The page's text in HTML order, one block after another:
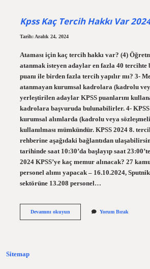
Kpss Kaç Tercih Hakkı Var
Tarih: Aralık 24, 2024
Ataması için kaç tercih hakkı var? (4)
atanmak isteyen adaylar en fazla 40
puanı ile birden fazla tercih yapılır mı? 3-
atanmayan kurumsal kadrolara (kadrolu
yerleştirilen adaylar KPSS puanlarını
kadrolara başvuruda bulunabilirler. 4- KPSS
kurumsal alımlarda (kadrolu veya
kullanılması mümkündür. KPSS 2024 8.
rehberine aşağıdaki bağlantıdan
tarihinde saat 10:30’da başlayıp saat
2024 KPSS’ye kaç memur alınacak? 27
personel alımı yapacak – 16.10.2024,
sektörüne 13.208 personel…
Devamını okuyunKpss
Yorum Bırak
Sitemap